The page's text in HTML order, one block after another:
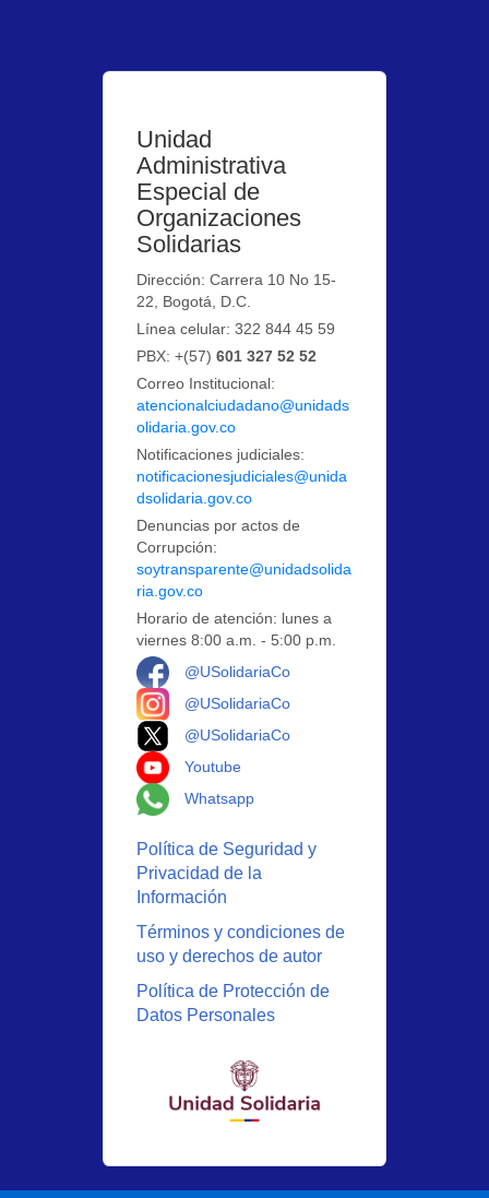
Unidad
Administrativa
Especial de
Organizaciones
Solidarias
Dirección: Carrera 10 No 15-
22, Bogotá, D.C.
Línea celular: 322 844 45 59
PBX: +(57)601 327 52 52
Correo Institucional:
atencionalciudadano@unidads
olidaria.gov.co
Notificaciones judiciales:
notificacionesjudiciales@unida
dsolidaria.gov.co
Denuncias por actos de
Corrupción:
soytransparente@unidadsolida
ria.gov.co
Horario de atención: lunes a
viernes 8:00 a.m. - 5:00 p.m.
@USolidariaCo
@USolidariaCo
@USolidariaCo
Youtube
Whatsapp
Política de Seguridad y
Privacidad de la
Información
Términos y condiciones de
uso y derechos de autor
Política de Protección de
Datos Personales